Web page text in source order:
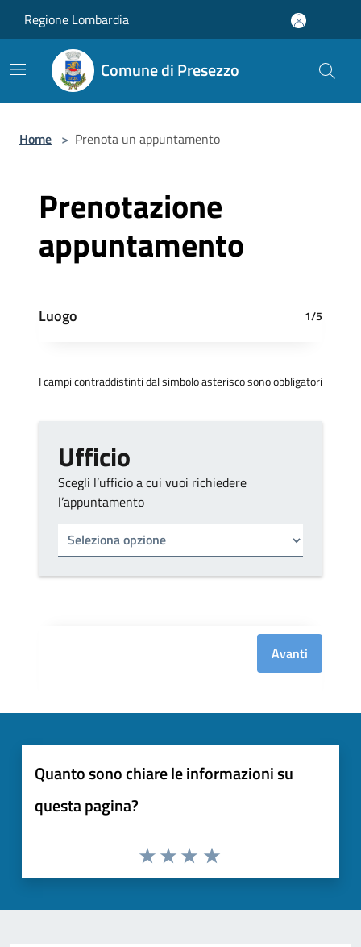
Regione Lombardia
Comune di Presezzo
Home > Prenota un appuntamento
Prenotazione
appuntamento
Luogo 1/5
I campi contraddistinti dal simbolo asterisco sono obbligatori
Ufficio
Scegli l’ufficio a cui vuoi richiedere
l’appuntamento
Tipo di ufficio
Avanti
Quanto sono chiare le informazioni su
questa pagina?